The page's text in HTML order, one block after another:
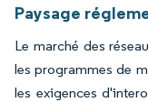
Paysage
Le marché des
les programmes de
les exigences